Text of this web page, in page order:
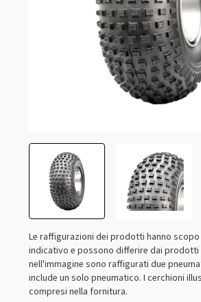
Le raffigurazioni dei prodotti hanno
indicativo e possono differire dai prodotti
nell'immagine sono raffigurati due
include un solo pneumatico. I cerchioni
compresi nella fornitura.